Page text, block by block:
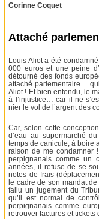
Corinne Coquet
Attaché
Louis Aliot a été
000 euros et une peine
détourné des fonds
attaché parlementaire…
Aliot ! Et bien entendu, le
à l’injustice… car il ne
nier le vol de l’argent des
Car, selon cette
d’eau au supermarché
temps de canicule, à boire
raison de me condamner
perpignanais comme un
années, il refuse de se
notes de frais
le cadre de son mandat
fallu un jugement du
qu’il est normal de
perpignanais comme
retrouver factures et